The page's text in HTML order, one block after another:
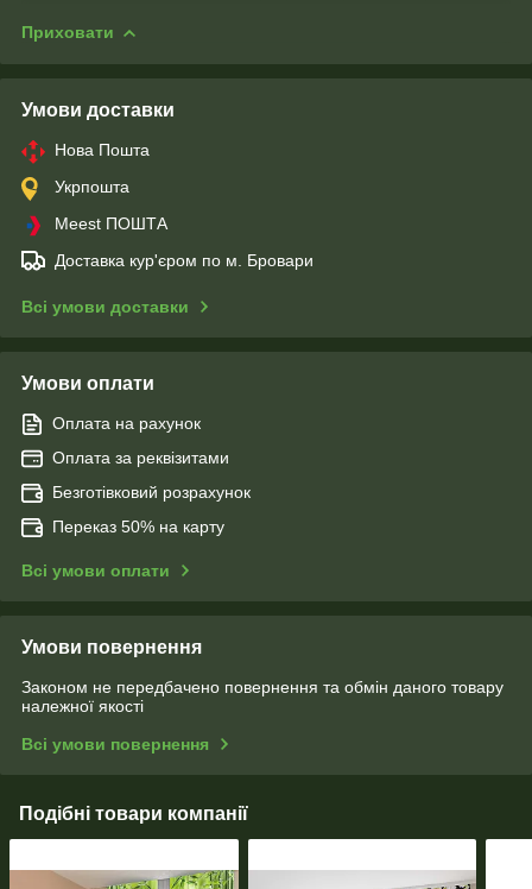
Приховати
Умови доставки
Нова Пошта
Укрпошта
Meest ПОШТА
Доставка кур'єром по м. Бровари
Всі умови доставки
Умови оплати
Оплата на рахунок
Оплата за реквізитами
Безготівковий розрахунок
Переказ 50% на карту
Всі умови оплати
Умови повернення
Законом не передбачено повернення та обмін даного товару
належної якості
Всі умови повернення
Подібні товари компанії